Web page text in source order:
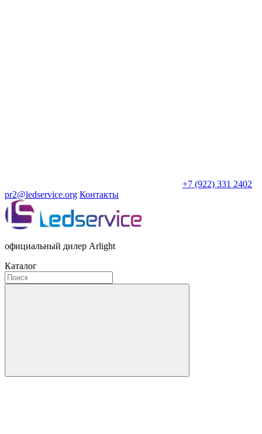
+7 (922) 331 2402
pr2@ledservice.org Контакты
официальный дилер Arlight
Каталог